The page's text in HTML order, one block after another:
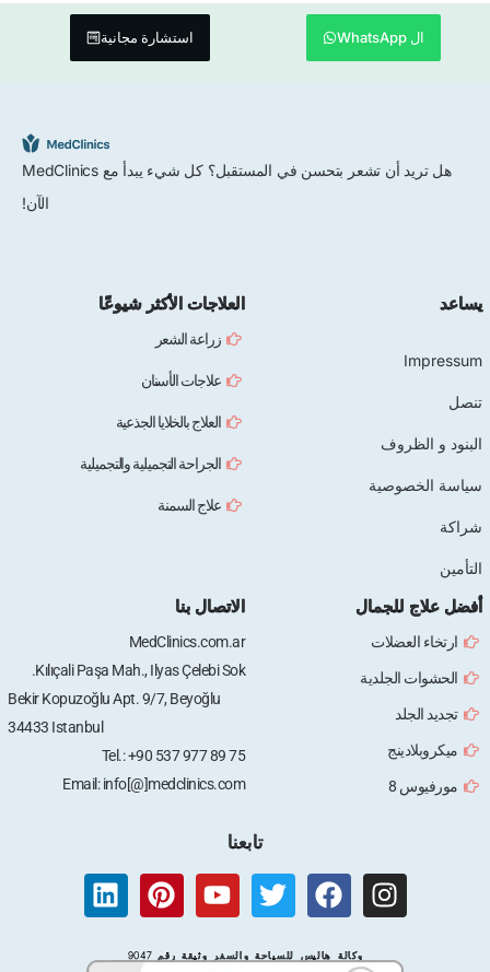
ال WhatsApp استشارة مجانية
هل تريد أن تشعر بتحسن في المستقبل؟ كل شيء يبدأ مع MedClinics
الآن!
يساعد
Impressum
تنصل
البنود و الظروف
سياسة الخصوصية
شراكة
التأمين
العلاجات الأكثر شيوعًا
زراعة الشعر
علاجات الأسنان
العلاج بالخلايا الجذعية
الجراحة التجميلية والتجميلية
علاج السمنة
أفضل علاج للجمال
ارتخاء العضلات
الحشوات الجلدية
تجديد الجلد
ميكروبلادينج
مورفيوس 8
الاتصال بنا
MedClinics.com.ar
Kılıçali Paşa Mah., Ilyas Çelebi Sok.
Bekir Kopuzoğlu Apt. 9/7, Beyoğlu
34433 Istanbul
Tel.: +90 537 977 89 75
Email: info[@]medclinics.com
تابعنا
I
n
F
a
T
w
Y
o
P
i
L
i
وكالة هاليس للسياحة والسفر وثيقة رقم 9047